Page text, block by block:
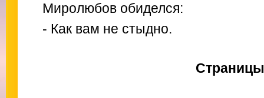
Миролюбов обиделся:
- Как вам не стыдно.
Страницы